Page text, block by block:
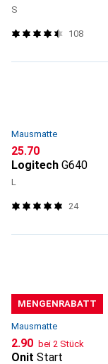
S
108
Mausmatte
CHF
25.70
Logitech G640
L
24
MENGENRABATT
Mausmatte
CHF
2.90 bei 2 Stück
Onit Start